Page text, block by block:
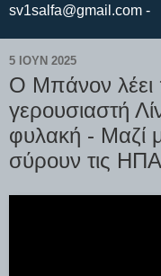
sv1salfa@gmail.com -
5 ΙΟΥΝ 2025
Ο Μπάνον λέει
γερουσιαστή
φυλακή - Μαζί
σύρουν τις